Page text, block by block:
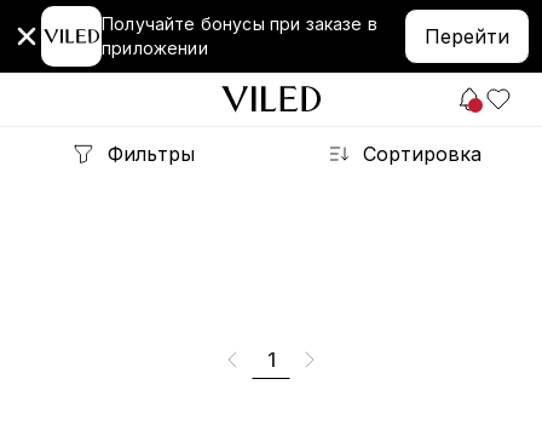
Получайте бонусы при заказе в
приложении
Перейти
Фильтры Сортировка
1